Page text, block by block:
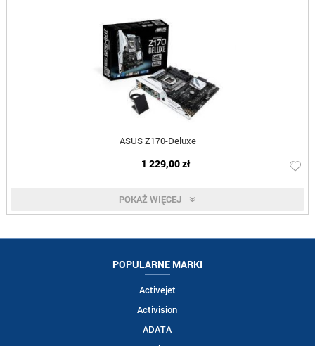
ASUS Z170-Deluxe
1 229,00 zł
POKAŻ WIĘCEJ
POPULARNE MARKI
Activejet
Activision
ADATA